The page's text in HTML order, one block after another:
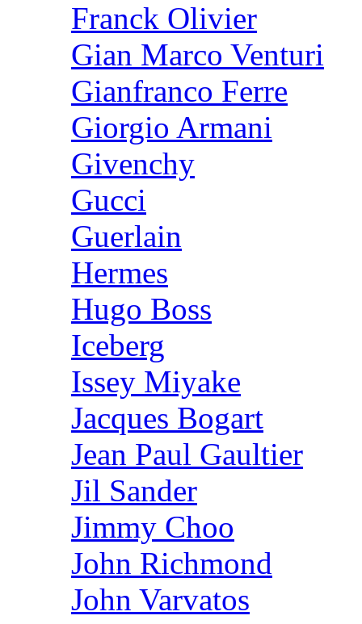
Franck Olivier
Gian Marco Venturi
Gianfranco Ferre
Giorgio Armani
Givenchy
Gucci
Guerlain
Hermes
Hugo Boss
Iceberg
Issey Miyake
Jacques Bogart
Jean Paul Gaultier
Jil Sander
Jimmy Choo
John Richmond
John Varvatos